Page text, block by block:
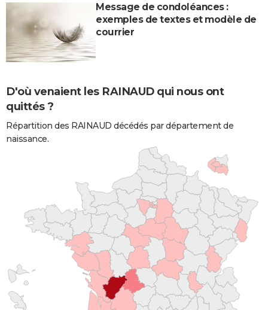
Message de condoléances :
exemples de textes et modèle de
courrier
D'où venaient les RAINAUD qui nous ont
quittés ?
Répartition des RAINAUD décédés par département de
naissance.